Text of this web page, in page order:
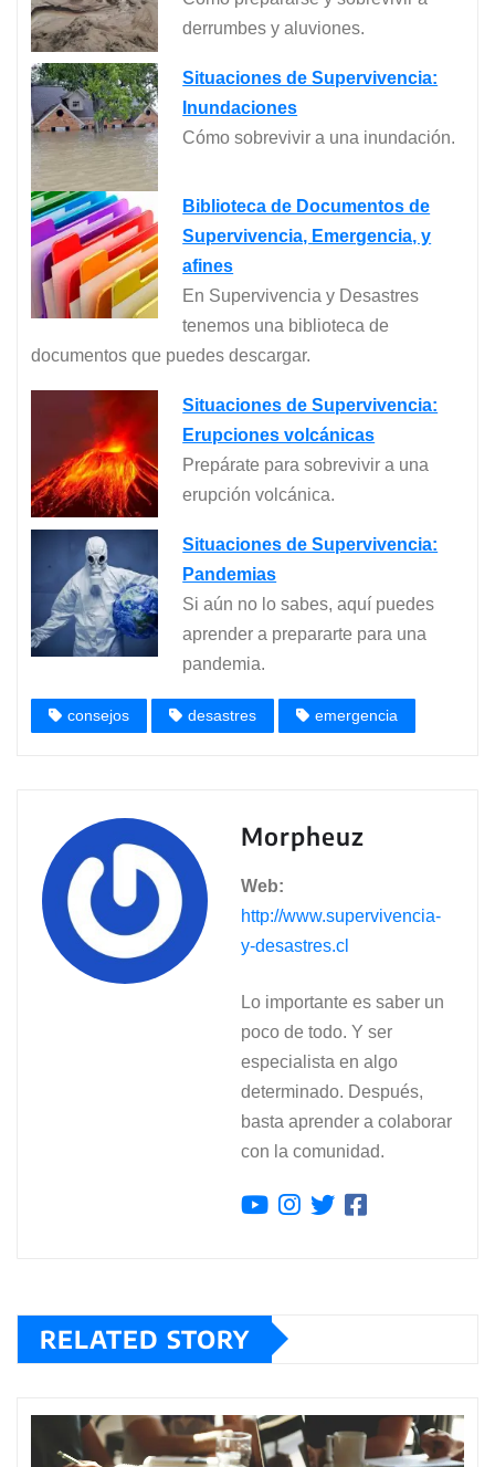
derrumbes y aluviones.
Situaciones de Supervivencia:
Inundaciones
Cómo sobrevivir a una inundación.
Biblioteca de Documentos de
Supervivencia, Emergencia, y
afines
En Supervivencia y Desastres
tenemos una biblioteca de
documentos que puedes descargar.
Situaciones de Supervivencia:
Erupciones volcánicas
Prepárate para sobrevivir a una
erupción volcánica.
Situaciones de Supervivencia:
Pandemias
Si aún no lo sabes, aquí puedes
aprender a prepararte para una
pandemia.
consejos desastres emergencia
Morpheuz
Web:
http://www.supervivencia-
y-desastres.cl
Lo importante es saber un
poco de todo. Y ser
especialista en algo
determinado. Después,
basta aprender a colaborar
con la comunidad.
RELATED STORY